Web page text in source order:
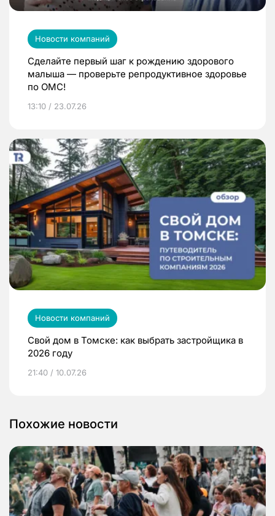
Новости компаний
Сделайте первый шаг к рождению здорового
малыша — проверьте репродуктивное здоровье
по ОМС!
13:10 / 23.07.26
Новости компаний
Свой дом в Томске: как выбрать застройщика в
2026 году
21:40 / 10.07.26
Похожие новости